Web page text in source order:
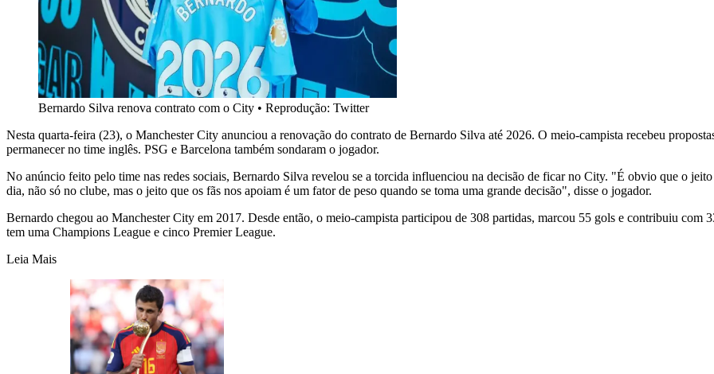
Bernardo Silva renova contrato com o City • Reprodução: Twitter
Nesta quarta-feira (23), o Manchester City anunciou a renovação do contrato de Bernardo Silva até 2026. O meio-campista recebeu
permanecer no time inglês. PSG e Barcelona também sondaram o jogador.
No anúncio feito pelo time nas redes sociais, Bernardo Silva revelou se a torcida influenciou na decisão de ficar no City. "É obvio que o
dia, não só no clube, mas o jeito que os fãs nos apoiam é um fator de peso quando se toma uma grande decisão", disse o jogador.
Bernardo chegou ao Manchester City em 2017. Desde então, o meio-campista participou de 308 partidas, marcou 55 gols e contribuiu com
tem uma Champions League e cinco Premier League.
Leia Mais